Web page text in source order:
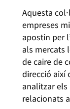
Aquesta
empreses
apostin per
als mercats
de caire de
direcció així
analitzar
relacionats